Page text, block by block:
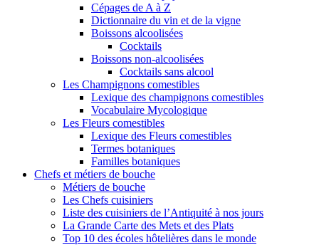
Cépages de A à Z
Dictionnaire du vin et de la vigne
Boissons alcoolisées
Cocktails
Boissons non-alcoolisées
Cocktails sans alcool
Les Champignons comestibles
Lexique des champignons comestibles
Vocabulaire Mycologique
Les Fleurs comestibles
Lexique des Fleurs comestibles
Termes botaniques
Familles botaniques
Chefs et métiers de bouche
Métiers de bouche
Les Chefs cuisiniers
Liste des cuisiniers de l’Antiquité à nos jours
La Grande Carte des Mets et des Plats
Top 10 des écoles hôtelières dans le monde